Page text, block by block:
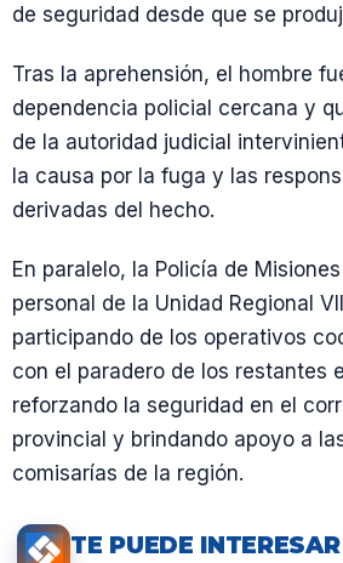
de seguridad desde que se
Tras la aprehensión, el hombre
dependencia policial cercana y
de la autoridad judicial
la causa por la fuga y las
derivadas del hecho.
En paralelo, la Policía de
personal de la Unidad Regional
participando de los operativos
con el paradero de los restantes
reforzando la seguridad en el
provincial y brindando apoyo a
comisarías de la región.
TE PUEDE INTERESAR